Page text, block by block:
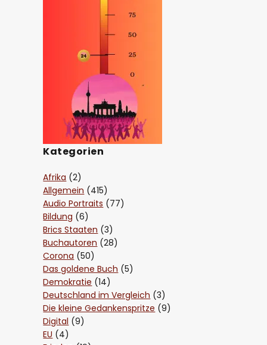
Kategorien
Afrika (2)
Allgemein (415)
Audio Portraits (77)
Bildung (6)
Brics Staaten (3)
Buchautoren (28)
Corona (50)
Das goldene Buch (5)
Demokratie (14)
Deutschland im Vergleich (3)
Die kleine Gedankenspritze (9)
Digital (9)
EU (4)